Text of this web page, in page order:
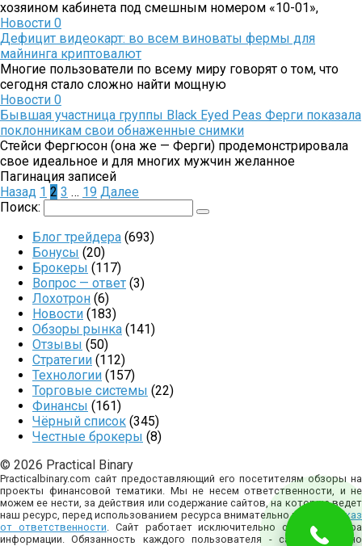
хозяином кабинета под смешным номером «10-01»,
Новости 0
Дефицит видеокарт: во всем виноваты фермы для
майнинга криптовалют
Многие пользователи по всему миру говорят о том, что
сегодня стало сложно найти мощную
Новости 0
Бывшая участница группы Black Eyed Peas Ферги показала
поклонникам свои обнаженные снимки
Стейси Фергюсон (она же — Ферги) продемонстрировала
свое идеальное и для многих мужчин желанное
Пагинация записей
Назад 1 2 3 … 19 Далее
Поиск:
Блог трейдера (693)
Бонусы (20)
Брокеры (117)
Вопрос — ответ (3)
Лохотрон (6)
Новости (183)
Обзоры рынка (141)
Отзывы (50)
Стратегии (112)
Технологии (157)
Торговые системы (22)
Финансы (161)
Чёрный список (345)
Честные брокеры (8)
© 2026 Practical Binary
Practicalbinary.com сайт предоставляющий его посетителям обзоры на
проекты финансовой тематики. Мы не несем ответственности, и не
можем ее нести, за действия или содержание сайтов, на которые ведет
наш ресурс, перед использованием ресурса внимательно изучите
отказ
от ответственности . Сайт работает исключительно с целью сбора
информации. Обязанность каждого пользователя - самостоятельно